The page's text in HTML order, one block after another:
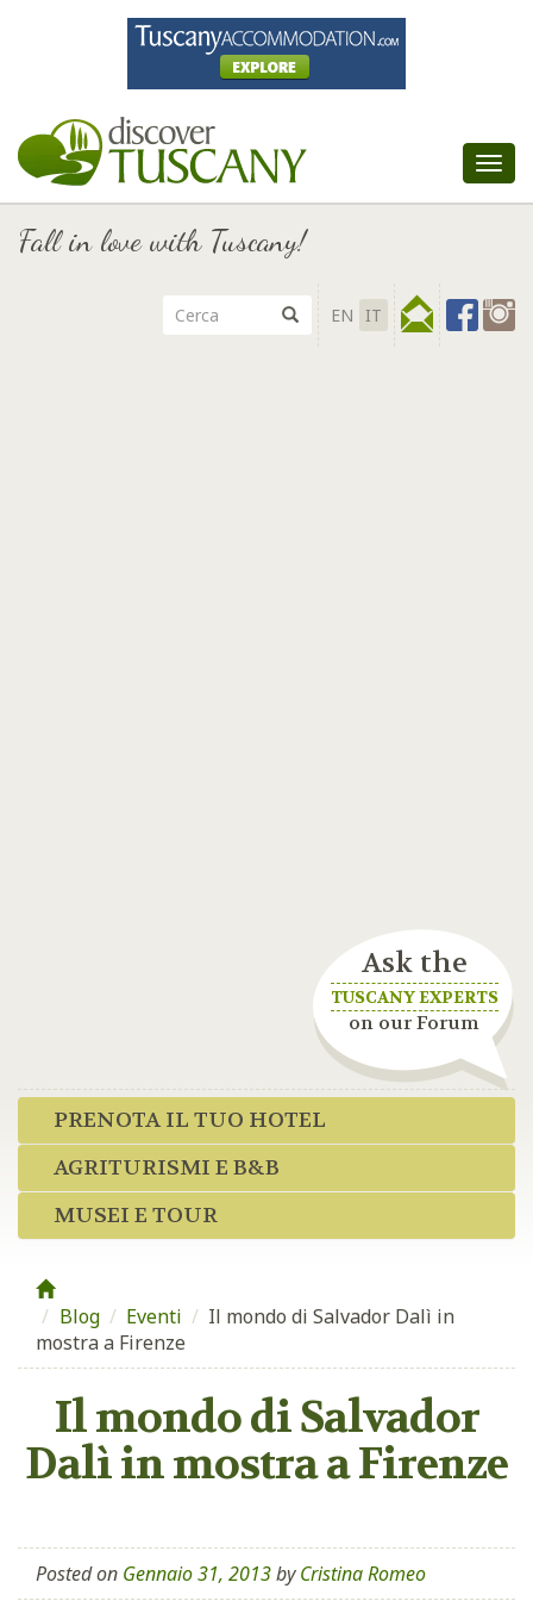
Fall in love with Tuscany!
EN IT
Ask the
TUSCANY EXPERTS
on our Forum
PRENOTA IL TUO HOTEL
AGRITURISMI E B&B
MUSEI E TOUR
Blog / Eventi / Il mondo di Salvador Dalì in
mostra a Firenze
Il mondo di Salvador
Dalì in mostra a Firenze
Posted on Gennaio 31, 2013byCristina Romeo